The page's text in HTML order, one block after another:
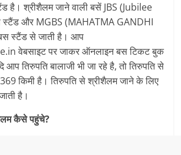
है। श्रीशैलम जाने वाली बसें JBS (Jubilee
और MGBS (MAHATMA GANDHI
स्टैंड से जाती है। आप
वेबसाइट पर जाकर ऑनलाइन बस टिकट बुक
तिरुपति बालाजी भी जा रहे है, तो तिरुपति से
369 किमी है। तिरुपति से श्रीशैलम जाने के लिए
है।
कैसे पहुंचे?